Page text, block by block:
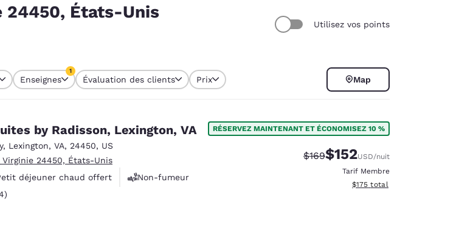
Latin America Canada
Español English
Germany España
24450, États-Unis
Utilisez vos points
Enseignes
1
Évaluation des clients Prix Map
by Radisson, Lexington, VA
, Lexington, VA, 24450, US
24450, États-Unis
déjeuner chaud offert
Non-fumeur
RÉSERVEZ MAINTENANT ET ÉCONOMISEZ 10 %
Tarif barré :
$169Tarif réduit :
$152USD/nuit
Tarif Membre
Afficher les détails du total
$175 total